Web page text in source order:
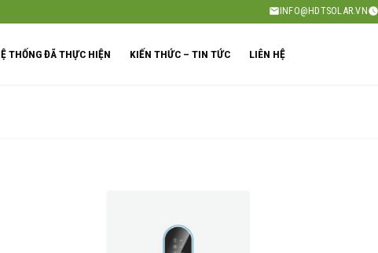
INFO@HDTSOLAR.VN
THỐNG ĐÃ THỰC HIỆN KIẾN THỨC – TIN TỨC LIÊN HỆ